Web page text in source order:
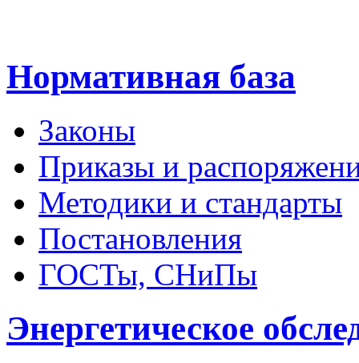
Нормативная база
Законы
Приказы и
Методики и стандарты
Постановления
ГОСТы, СНиПы
Энергетическое